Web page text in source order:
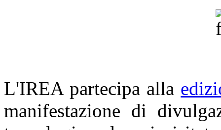
L'IREA partecipa alla
manifestazione di